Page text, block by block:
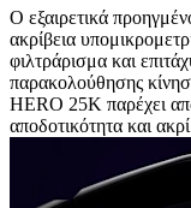
Ο εξαιρετικά
ακρίβεια
φιλτράρισμα και
παρακολούθησης
HERO 25K παρέχει
αποδοτικότητα και